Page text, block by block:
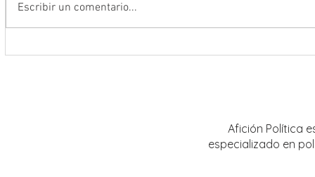
Escribir un comentario...
Afición Política
especializado en